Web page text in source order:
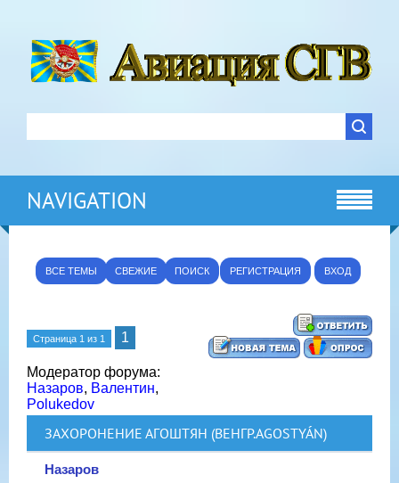
NAVIGATION
ВСЕ ТЕМЫ СВЕЖИЕ ПОИСК РЕГИСТРАЦИЯ ВХОД
Страница 1 из 1 1
Модератор форума:
Назаров, Валентин,
Polukedov
ЗАХОРОНЕНИЕ АГОШТЯН (ВЕНГР.AGOSTYÁN)
Назаров